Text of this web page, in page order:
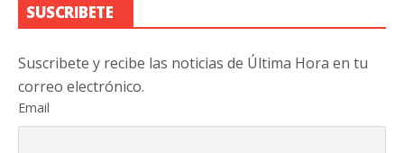
SUSCRIBETE
Suscribete y recibe las noticias de Última Hora en tu
correo electrónico.
Email